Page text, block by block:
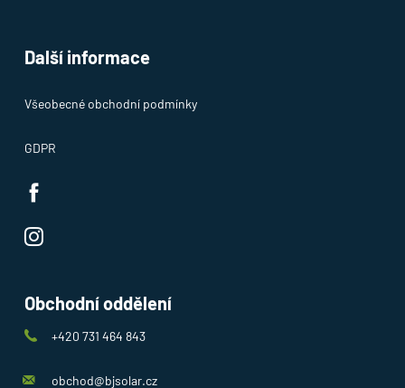
Další informace
Všeobecné obchodní podmínky
GDPR
Obchodní oddělení
+420 731 464 843
obchod@bjsolar.cz